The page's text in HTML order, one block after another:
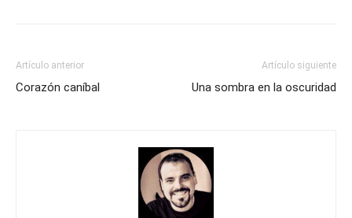
Artículo anterior
Corazón caníbal
Artículo siguiente
Una sombra en la oscuridad